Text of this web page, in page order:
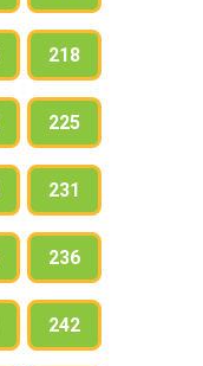
218
225
231
236
242